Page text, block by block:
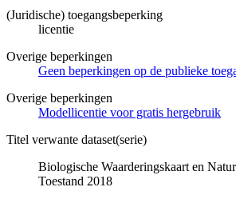
(Juridische) toegangsbeperking
licentie
Overige beperkingen
Geen beperkingen op de publieke
Overige beperkingen
Modellicentie voor gratis hergebruik
Titel verwante dataset(serie)
Biologische Waarderingskaart en
Toestand 2018